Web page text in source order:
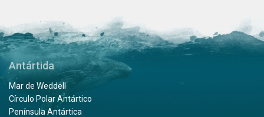
Antártida
Mar de Weddell
Círculo Polar Antártico
Península Antártica